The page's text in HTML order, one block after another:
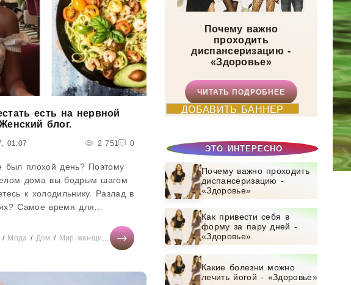
/СТАТЬИ
есть на нервной
блог.
01:07 2 751 0
был плохой день? Поэтому
дома вы бодрым шагом
к холодильнику. Разлад в
Самое время для
с чаем матча.
/ Мода / Дом / Мир женщины /Диеты
Почему важно
проходить
диспансеризацию -
«Здоровье»
ЧИТАТЬ ПОДРОБНЕЕ
ДОБАВИТЬ БАННЕР
ЭТО ИНТЕРЕСНО
Почему важно проходить
диспансеризацию -
«Здоровье»
Как привести себя в
форму за пару дней -
«Здоровье»
Какие болезни можно
лечить йогой - «Здоровье»